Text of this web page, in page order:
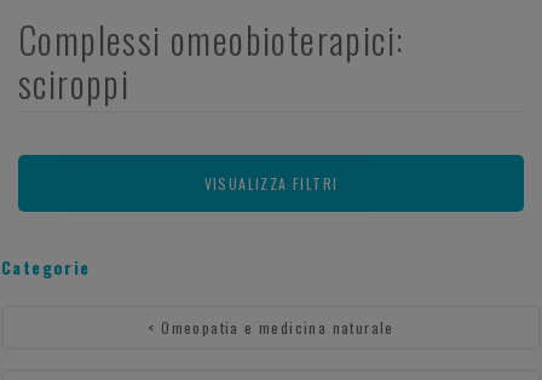
Complessi omeobioterapici:
sciroppi
VISUALIZZA FILTRI
Categorie
< Omeopatia e medicina naturale